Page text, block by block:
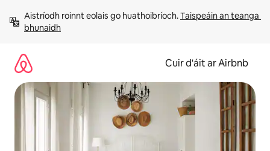
chuig
ábhar
Aistríodh roinnt eolais go huathoibríoch. Taispeáin an teanga
bhunaidh
Cuir d'áit ar Airbnb